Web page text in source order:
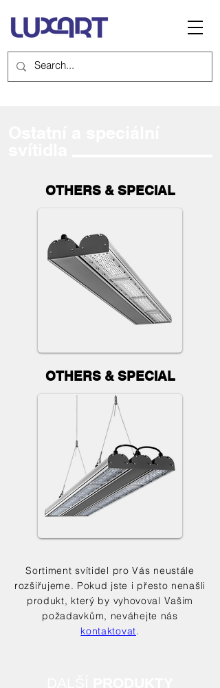
OTHERS & SPECIAL
OTHERS & SPECIAL
Sortiment svítidel pro Vás neustále
rozšiřujeme. Pokud jste i přesto nenašli
produkt, který by vyhovoval Vašim
požadavkům, neváhejte nás
kontaktovat.